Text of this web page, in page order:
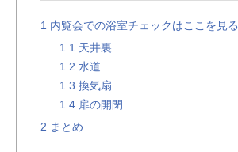
1 内覧会での浴室チェックはここを見る
1.1 天井裏
1.2 水道
1.3 換気扇
1.4 扉の開閉
2 まとめ